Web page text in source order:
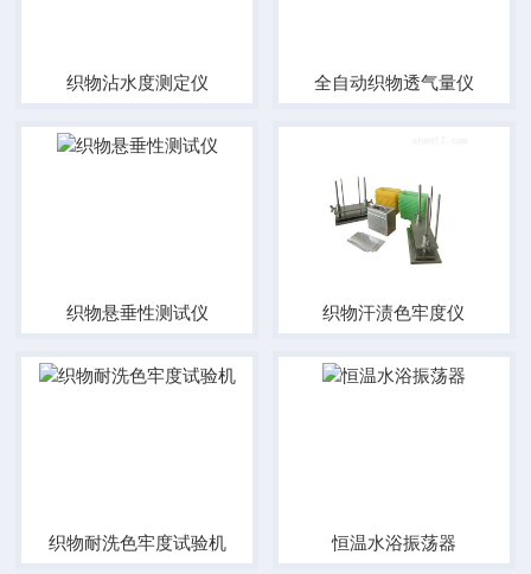
织物沾水度测定仪 全自动织物透气量仪
织物悬垂性测试仪 织物汗渍色牢度仪
织物耐洗色牢度试验机 恒温水浴振荡器